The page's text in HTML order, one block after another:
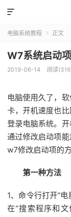

电脑系统教程  正文
W7系统启动
2019-06-14 阅读
电脑使用久了，
卡，开机速度也
登录电脑系统。开
通过修改启动项
w7修改启动项的方
第一种方法
1、命令行打开“
在“搜索程序和